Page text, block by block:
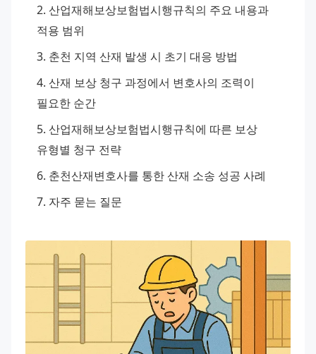
산업재해보상보험법시행규칙의 주요 내용과
적용 범위
춘천 지역 산재 발생 시 초기 대응 방법
산재 보상 청구 과정에서 변호사의 조력이
필요한 순간
산업재해보상보험법시행규칙에 따른 보상
유형별 청구 전략
춘천산재변호사를 통한 산재 소송 성공 사례
자주 묻는 질문